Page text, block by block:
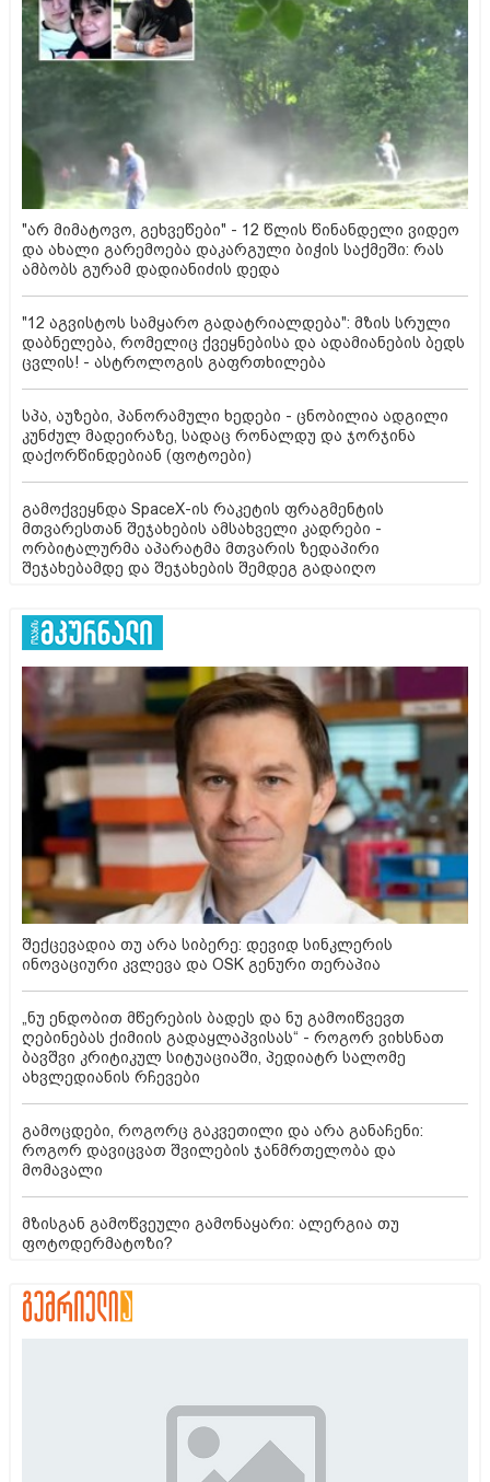
"არ მიმატოვო, გეხვეწები" - 12 წლის წინანდელი ვიდეო
და ახალი გარემოება დაკარგული ბიჭის საქმეში: რას
ამბობს გურამ დადიანიძის დედა
"12 აგვისტოს სამყარო გადატრიალდება": მზის სრული
დაბნელება, რომელიც ქვეყნებისა და ადამიანების ბედს
ცვლის! - ასტროლოგის გაფრთხილება
სპა, აუზები, პანორამული ხედები - ცნობილია ადგილი
კუნძულ მადეირაზე, სადაც რონალდუ და ჯორჯინა
დაქორწინდებიან (ფოტოები)
გამოქვეყნდა SpaceX-ის რაკეტის ფრაგმენტის
მთვარესთან შეჯახების ამსახველი კადრები -
ორბიტალურმა აპარატმა მთვარის ზედაპირი
შეჯახებამდე და შეჯახების შემდეგ გადაიღო
შექცევადია თუ არა სიბერე: დევიდ სინკლერის
ინოვაციური კვლევა და OSK გენური თერაპია
„ნუ ენდობით მწერების ბადეს და ნუ გამოიწვევთ
ღებინებას ქიმიის გადაყლაპვისას“ - როგორ ვიხსნათ
ბავშვი კრიტიკულ სიტუაციაში, პედიატრ სალომე
ახვლედიანის რჩევები
გამოცდები, როგორც გაკვეთილი და არა განაჩენი:
როგორ დავიცვათ შვილების ჯანმრთელობა და
მომავალი
მზისგან გამოწვეული გამონაყარი: ალერგია თუ
ფოტოდერმატოზი?